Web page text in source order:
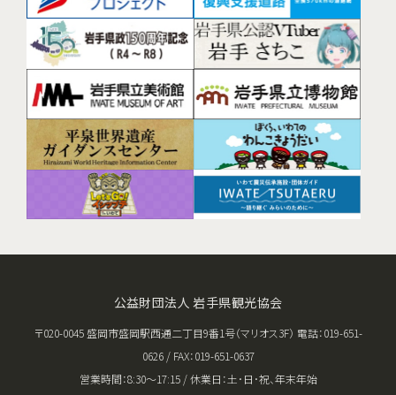
公益財団法人 岩手県観光協会
〒020-0045 盛岡市盛岡駅西通二丁目9番1号（マリオス3F） 電話：019-651-
0626 / FAX：019-651-0637
営業時間：8:30〜17:15 / 休業日：土･日･祝、年末年始